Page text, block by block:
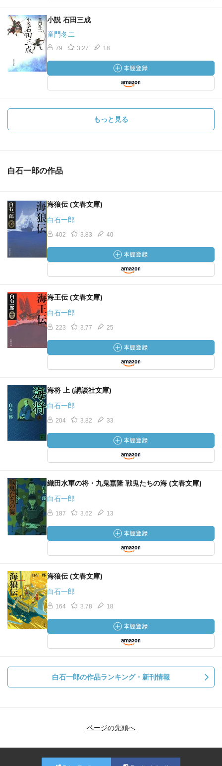
小説 石田三成
童門冬二
79 3.27 18
もっと見る
白石一郎の作品
海狼伝 (文春文庫)
白石一郎
402 3.83 40
海王伝 (文春文庫)
白石一郎
223 3.77 25
海将 上 (講談社文庫)
白石一郎
204 3.82 33
織田水軍の将・九鬼嘉隆 戦鬼たちの海 (文春文庫)
白石一郎
187 3.62 13
海狼伝 (文春文庫)
白石一郎
164 3.78 18
白石一郎の作品ランキング・新刊情報
ページの先頭へ